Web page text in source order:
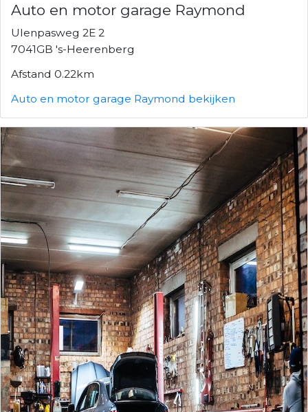
Auto en motor garage Raymond
Ulenpasweg 2E 2
7041GB 's-Heerenberg
Afstand 0.22km
Auto en motor garage Raymond bekijken